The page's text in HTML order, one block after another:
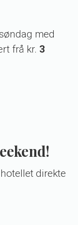
med
frå kr. 3
direkte